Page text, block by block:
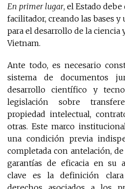
En primer lugar, el Estado
facilitador, creando las bases
para el desarrollo de la ciencia
Vietnam.
Ante todo, es necesario
sistema de documentos
desarrollo científico y
legislación sobre
propiedad intelectual,
otras. Este marco
una condición previa
completada con antelación,
garantías de eficacia en su
clave es la definición